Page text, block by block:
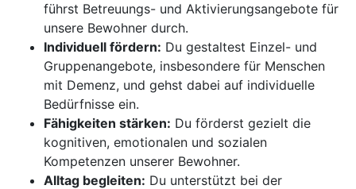
führst Betreuungs- und Aktivierungsangebote für
unsere Bewohner durch.
Individuell fördern: Du gestaltest Einzel- und
Gruppenangebote, insbesondere für Menschen
mit Demenz, und gehst dabei auf individuelle
Bedürfnisse ein.
Fähigkeiten stärken: Du förderst gezielt die
kognitiven, emotionalen und sozialen
Kompetenzen unserer Bewohner.
Alltag begleiten: Du unterstützt bei der